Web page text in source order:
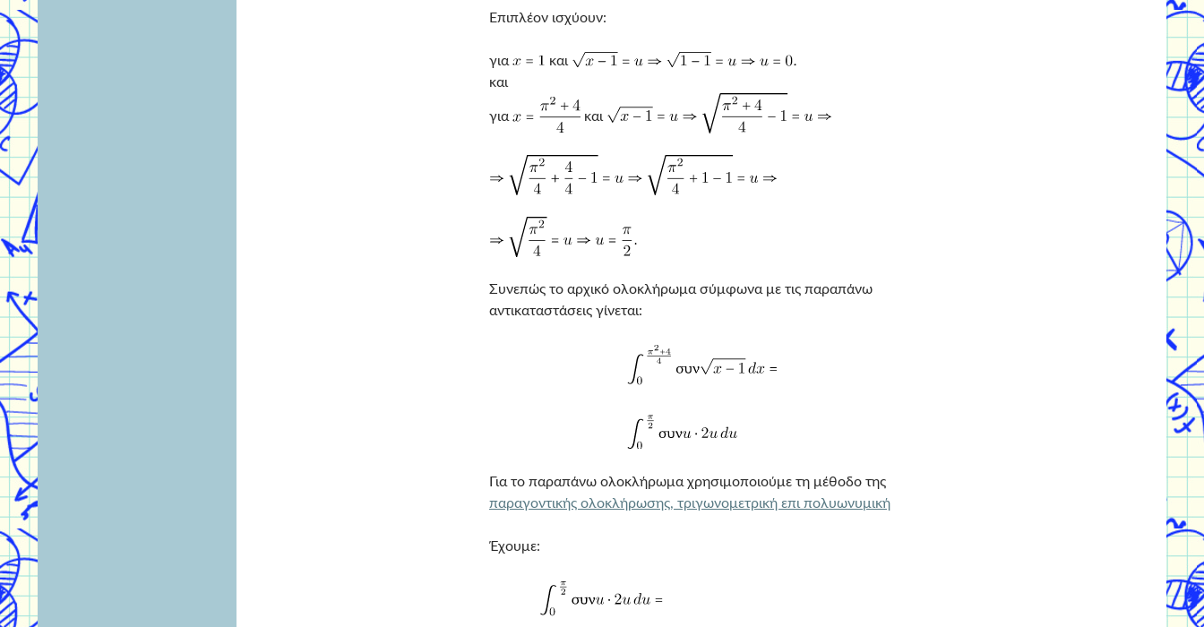
Επιπλέον ισχύουν:
για
και
και
για και
Συνεπώς το αρχικό ολοκλήρωμα σύμφωνα με τις παραπάνω
αντικαταστάσεις γίνεται:
Για το παραπάνω ολοκλήρωμα χρησιμοποιούμε τη μέθοδο της
παραγοντικής ολοκλήρωσης, τριγωνομετρική επι πολυωνυμική
Έχουμε: